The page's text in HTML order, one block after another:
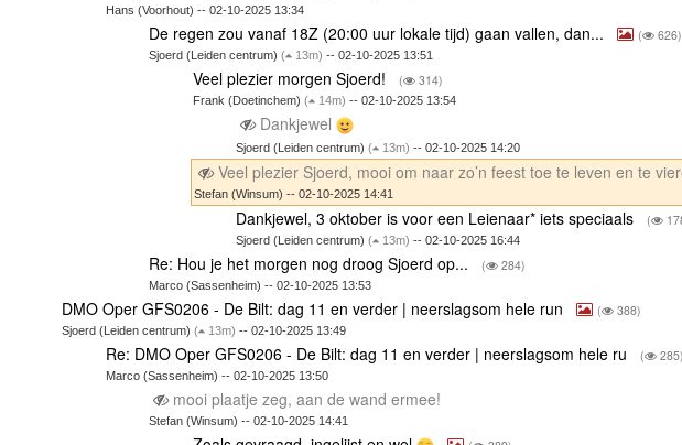
Hans (Voorhout) -- 02-10-2025 13:34
De regen zou vanaf 18Z (20:00 uur lokale tijd) gaan vallen, dan... ( 626)
Sjoerd (Leiden centrum)( 13m) -- 02-10-2025 13:51
Veel plezier morgen Sjoerd! ( 314)
Frank (Doetinchem) ( 14m) -- 02-10-2025 13:54
Dankjewel
Sjoerd (Leiden centrum)( 13m) -- 02-10-2025 14:20
Veel plezier Sjoerd, mooi om naar zo’n feest toe te leven en te
Stefan (Winsum) -- 02-10-2025 14:41
Dankjewel, 3 oktober is voor een Leienaar* iets speciaals (
Sjoerd (Leiden centrum)( 13m) -- 02-10-2025 16:44
Re: Hou je het morgen nog droog Sjoerd op... ( 284)
Marco (Sassenheim) -- 02-10-2025 13:53
DMO Oper GFS0206 - De Bilt: dag 11 en verder | neerslagsom hele run ( 388)
Sjoerd (Leiden centrum)( 13m) -- 02-10-2025 13:49
Re: DMO Oper GFS0206 - De Bilt: dag 11 en verder | neerslagsom hele ru ( 285)
Marco (Sassenheim) -- 02-10-2025 13:50
mooi plaatje zeg, aan de wand ermee!
Stefan (Winsum) -- 02-10-2025 14:41